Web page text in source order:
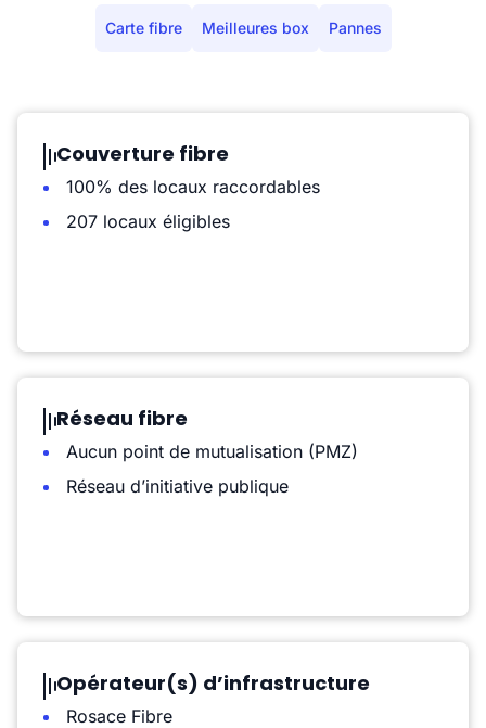
Carte fibre Meilleures box Pannes
Couverture fibre
100% des locaux raccordables
207 locaux éligibles
Réseau fibre
Aucun point de mutualisation (PMZ)
Réseau d’initiative publique
Opérateur(s) d’infrastructure
Rosace Fibre